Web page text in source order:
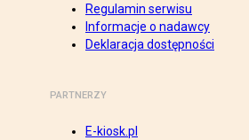
Regulamin serwisu
Informacje o nadawcy
Deklaracja dostępności
PARTNERZY
E-kiosk.pl